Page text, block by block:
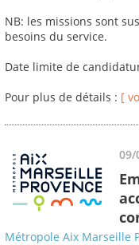
NB: les missions sont
besoins du service.
Date limite de
Pour plus de détails : [
09/
Métropole Aix Marseille